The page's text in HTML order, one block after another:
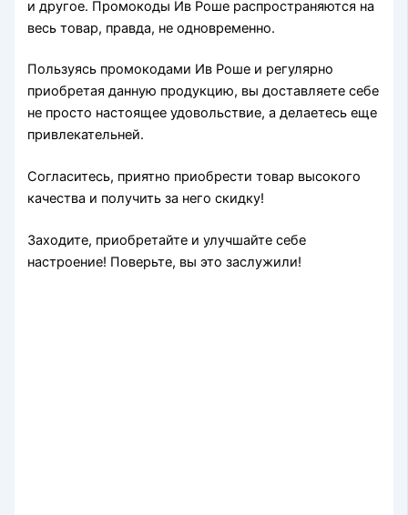
и другое. Промокоды Ив Роше распространяются на
весь товар, правда, не одновременно.
Пользуясь промокодами Ив Роше и регулярно
приобретая данную продукцию, вы доставляете себе
не просто настоящее удовольствие, а делаетесь еще
привлекательней.
Согласитесь, приятно приобрести товар высокого
качества и получить за него скидку!
Заходите, приобретайте и улучшайте себе
настроение! Поверьте, вы это заслужили!